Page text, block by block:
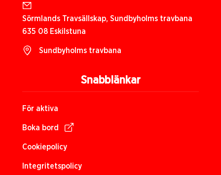
Snabblänkar
För aktiva
Boka bord
Cookiepolicy
Integritetspolicy
Sörmlands Travsällskap, Sundbyholms travbana
635 08 Eskilstuna
Sundbyholms travbana